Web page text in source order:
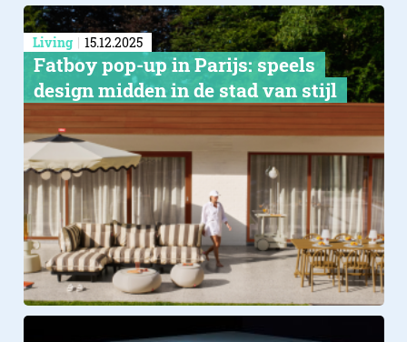
Living 15.12.2025
Fatboy pop-up in Parijs: speels
design midden in de stad van stijl